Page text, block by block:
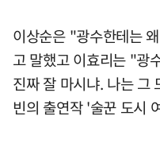
이상순은 "광수한테는
고 말했고 이효리는 "광
진짜 잘 마시냐. 나는 그
빈의 출연작 '술꾼 도시